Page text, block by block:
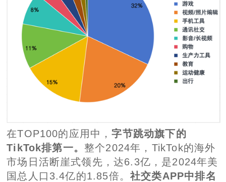
在TOP100的应用中，字节跳动旗下的
TikTok排第一。整个2024年，TikTok的海外
市场日活断崖式领先，达6.3亿，是2024年美
国总人口3.4亿的1.85倍。社交类APP中排名